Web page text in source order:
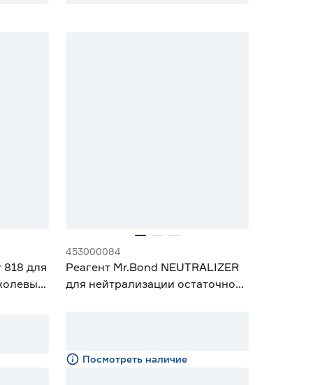
818 для
453000084
Реагент Mr.Bond NEUTRALIZER
для нейтрализации остаточной
Посмотреть наличие